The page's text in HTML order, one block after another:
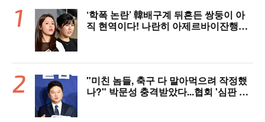
‘학폭 논란’ 韓배구계 뒤흔든 쌍둥이 아
직 현역이다! 나란히 아제르바이잔행→5
"미친 놈들, 축구 다 말아먹으려 작정했
나?" 박문성 충격받았다...협회 '심판 성